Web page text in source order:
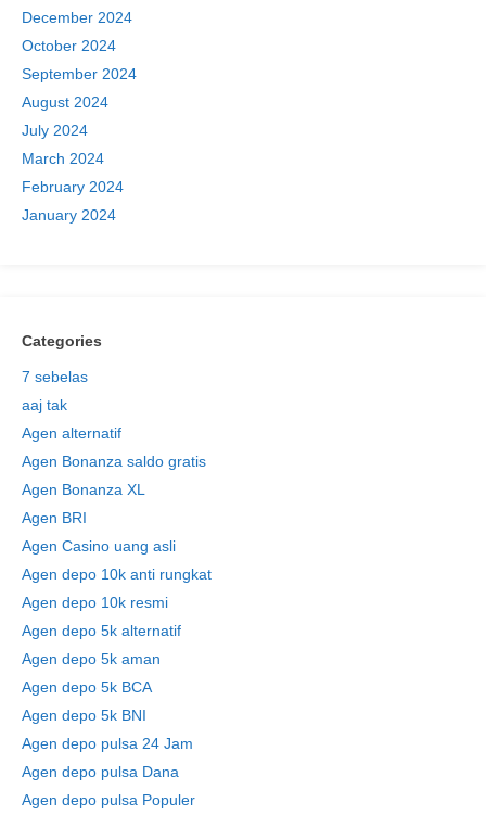
December 2024
October 2024
September 2024
August 2024
July 2024
March 2024
February 2024
January 2024
Categories
7 sebelas
aaj tak
Agen alternatif
Agen Bonanza saldo gratis
Agen Bonanza XL
Agen BRI
Agen Casino uang asli
Agen depo 10k anti rungkat
Agen depo 10k resmi
Agen depo 5k alternatif
Agen depo 5k aman
Agen depo 5k BCA
Agen depo 5k BNI
Agen depo pulsa 24 Jam
Agen depo pulsa Dana
Agen depo pulsa Populer